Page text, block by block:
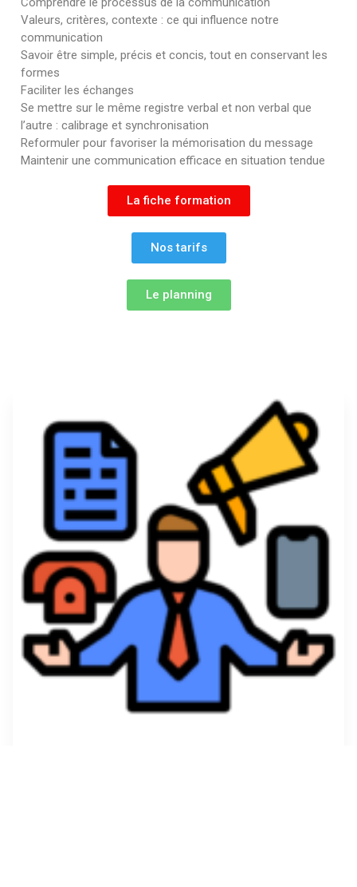
Valeurs, critères, contexte : ce qui influence notre
communication
Savoir être simple, précis et concis, tout en conservant les
formes
Faciliter les échanges
Se mettre sur le même registre verbal et non verbal que
l’autre : calibrage et synchronisation
Reformuler pour favoriser la mémorisation du message
Maintenir une communication efficace en situation tendue
La fiche formation
Nos tarifs
Le planning